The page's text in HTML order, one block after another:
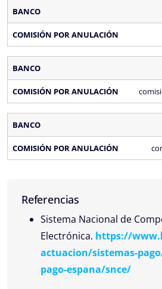
Referencias
Sistema Nacional de
Electrónica. https://
actuacion/sistemas-
pago-espana/snce/